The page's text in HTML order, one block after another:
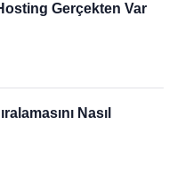
Gerçekten Var
Nasıl